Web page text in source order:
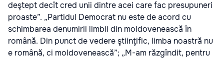
deştept decît cred unii dintre acei care fac presupuneri
proaste”. „Partidul Democrat nu este de acord cu
schimbarea denumirii limbii din moldovenească în
română. Din punct de vedere ştiinţific, limba noastră nu
e română, ci moldovenească”; „M-am răzgîndit, pentru